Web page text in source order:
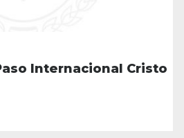
Internacional Cristo